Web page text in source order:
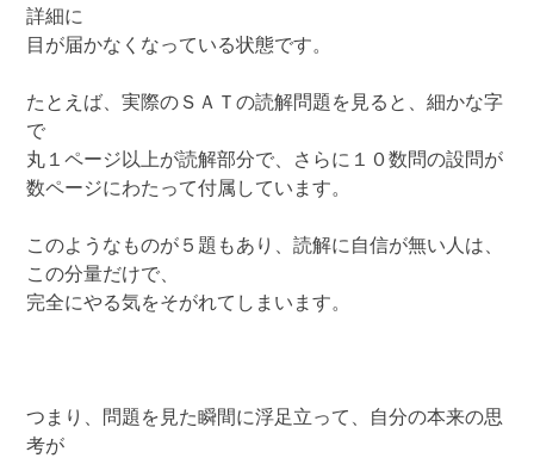
詳細に
目が届かなくなっている状態です。
たとえば、実際のＳＡＴの読解問題を見ると、細かな字
で
丸１ページ以上が読解部分で、さらに１０数問の設問が
数ページにわたって付属しています。
このようなものが５題もあり、読解に自信が無い人は、
この分量だけで、
完全にやる気をそがれてしまいます。
つまり、問題を見た瞬間に浮足立って、自分の本来の思
考が